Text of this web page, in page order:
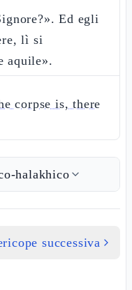
Ed egli
lì si
aquile».
corpse is, there
halakhico
successiva